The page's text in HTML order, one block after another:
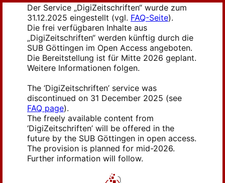
Der Service „DigiZeitschriften“ wurde zum
31.12.2025 eingestellt (vgl. FAQ-Seite).
Die frei verfügbaren Inhalte aus
„DigiZeitschriften“ werden künftig durch die
SUB Göttingen im Open Access angeboten.
Die Bereitstellung ist für Mitte 2026 geplant.
Weitere Informationen folgen.
The ‘DigiZeitschriften’ service was
discontinued on 31 December 2025 (see
FAQ page).
The freely available content from
‘DigiZeitschriften’ will be offered in the
future by the SUB Göttingen in open access.
The provision is planned for mid-2026.
Further information will follow.